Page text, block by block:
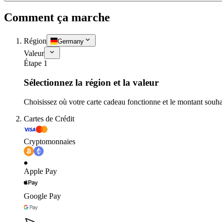
Comment ça marche
Région Germany
Valeur
Étape 1
Sélectionnez la région et la valeur
Choisissez où votre carte cadeau fonctionne et le montant
Cartes de Crédit
Cryptomonnaies
Apple Pay
Google Pay